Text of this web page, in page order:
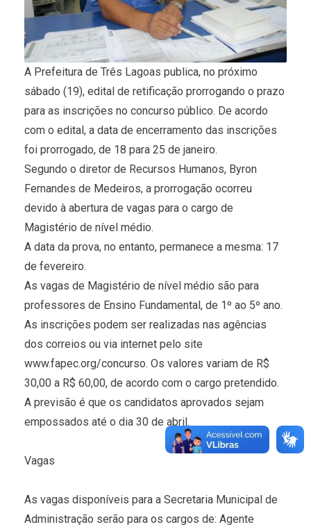
A Prefeitura de Três Lagoas publica, no próximo
sábado (19), edital de retificação prorrogando o prazo
para as inscrições no concurso público. De acordo
com o edital, a data de encerramento das inscrições
foi prorrogado, de 18 para 25 de janeiro.
Segundo o diretor de Recursos Humanos, Byron
Fernandes de Medeiros, a prorrogação ocorreu
devido à abertura de vagas para o cargo de
Magistério de nível médio.
A data da prova, no entanto, permanece a mesma: 17
de fevereiro.
As vagas de Magistério de nível médio são para
professores de Ensino Fundamental, de 1º ao 5º ano.
As inscrições podem ser realizadas nas agências
dos correios ou via internet pelo site
www.fapec.org/concurso. Os valores variam de R$
30,00 a R$ 60,00, de acordo com o cargo pretendido.
A previsão é que os candidatos aprovados sejam
empossados até o dia 30 de abril.
Vagas
As vagas disponíveis para a Secretaria Municipal de
Administração serão para os cargos de: Agente